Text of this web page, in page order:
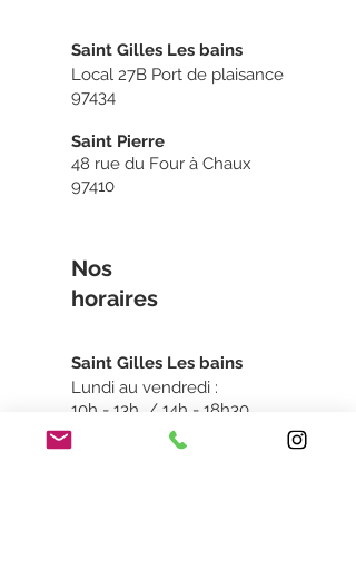
Saint Gilles Les bains
Local 27B Port de plaisance
97434
Saint Pierre
48 rue du Four à Chaux
97410
Nos
horaires
Saint Gilles Les bains
Lundi au vendredi :
10h - 13h / 14h - 18h30
Samedi :
10h - 13h30 / 14h - 19h